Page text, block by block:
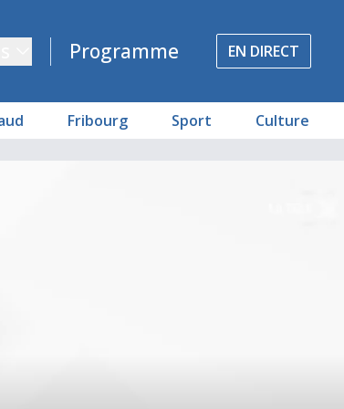
Programme EN DIRECT
Fribourg Sport Culture